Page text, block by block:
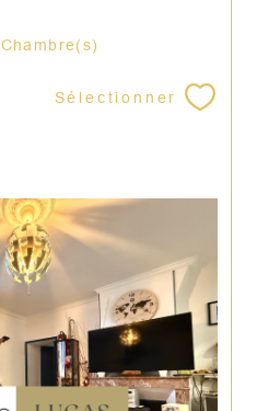
Chambre(s)
Sélectionner